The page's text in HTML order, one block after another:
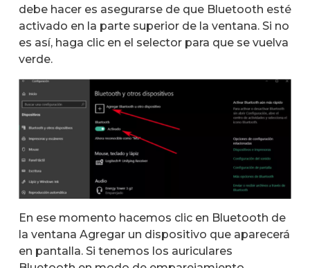
debe hacer es asegurarse de que Bluetooth esté
activado en la parte superior de la ventana. Si no
es así, haga clic en el selector para que se vuelva
verde.
En ese momento hacemos clic en Bluetooth de
la ventana Agregar un dispositivo que aparecerá
en pantalla. Si tenemos los auriculares